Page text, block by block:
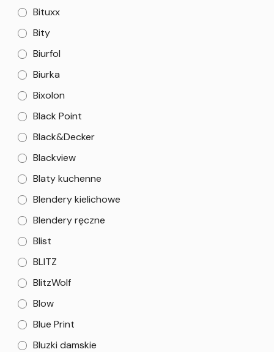
Bituxx
Bity
Biurfol
Biurka
Bixolon
Black Point
Black&Decker
Blackview
Blaty kuchenne
Blendery kielichowe
Blendery ręczne
Blist
BLITZ
BlitzWolf
Blow
Blue Print
Bluzki damskie